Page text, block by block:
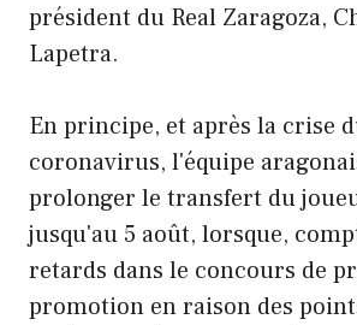
président du Real Zaragoza,
Lapetra.
En principe, et après la crise
coronavirus, l'équipe
prolonger le transfert du
jusqu'au 5 août, lorsque,
retards dans le concours de
promotion en raison des